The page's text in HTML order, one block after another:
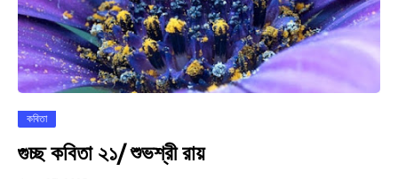
কবিতা
গুচ্ছ কবিতা ২১/ শুভশ্রী রায়